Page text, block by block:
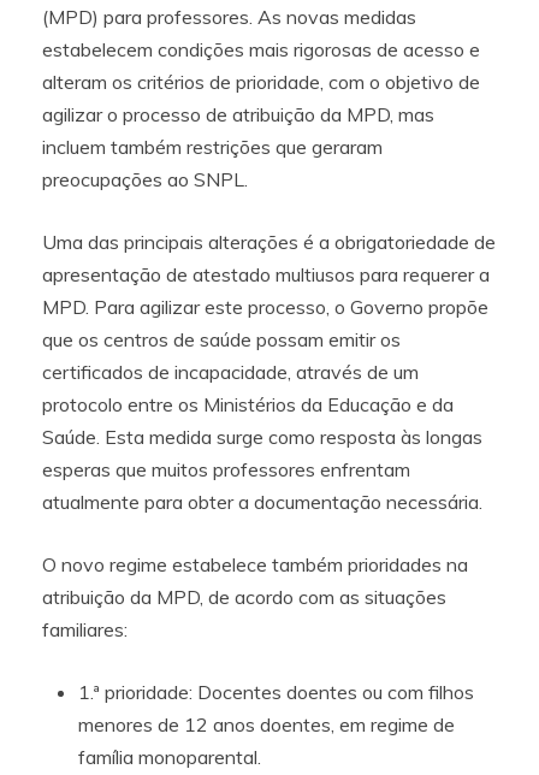
(MPD) para professores. As novas medidas
estabelecem condições mais rigorosas de acesso e
alteram os critérios de prioridade, com o objetivo de
agilizar o processo de atribuição da MPD, mas
incluem também restrições que geraram
preocupações ao SNPL.
Uma das principais alterações é a obrigatoriedade de
apresentação de atestado multiusos para requerer a
MPD. Para agilizar este processo, o Governo propõe
que os centros de saúde possam emitir os
certificados de incapacidade, através de um
protocolo entre os Ministérios da Educação e da
Saúde. Esta medida surge como resposta às longas
esperas que muitos professores enfrentam
atualmente para obter a documentação necessária.
O novo regime estabelece também prioridades na
atribuição da MPD, de acordo com as situações
familiares:
1.ª prioridade: Docentes doentes ou com filhos
menores de 12 anos doentes, em regime de
família monoparental.